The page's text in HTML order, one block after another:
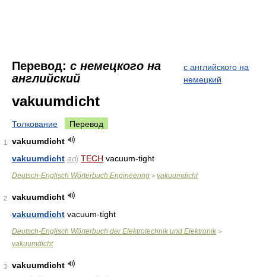
Перевод: с немецкого на
английский
с английского на
немецкий
vakuumdicht
Толкование Перевод
1
vakuumdicht
vakuumdicht adj TECH vacuum-tight
Deutsch-Englisch Wörterbuch Engineering > vakuumdicht
2
vakuumdicht
vakuumdicht vacuum-tight
Deutsch-Englisch Wörterbuch der Elektrotechnik und Elektronik >
vakuumdicht
3
vakuumdicht